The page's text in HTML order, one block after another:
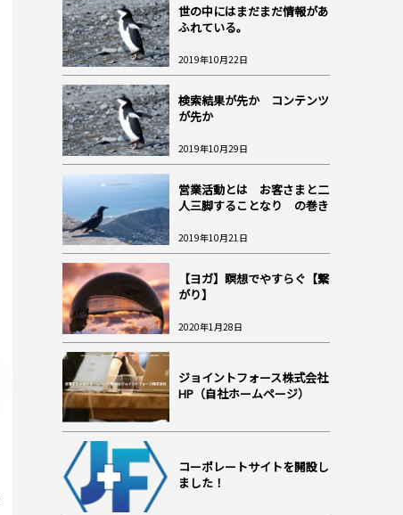
世の中にはまだまだ情報があ
ふれている。
2019年10月22日
検索結果が先か コンテンツ
が先か
2019年10月29日
営業活動とは お客さまと二
人三脚することなり の巻き
2019年10月21日
【ヨガ】瞑想でやすらぐ【繋
がり】
2020年1月28日
ジョイントフォース株式会社
HP（自社ホームページ）
コーポレートサイトを開設し
ました！